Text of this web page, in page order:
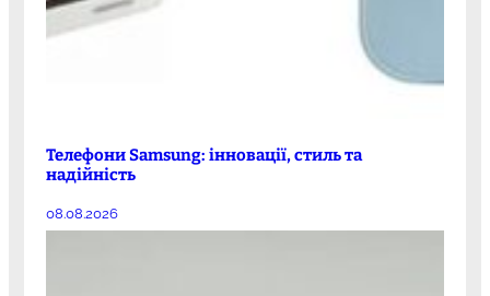
Телефони Samsung: інновації, стиль та
надійність
08.08.2026